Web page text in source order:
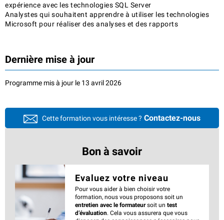
expérience avec les technologies SQL Server
Analystes qui souhaitent apprendre à utiliser les technologies
Microsoft pour réaliser des analyses et des rapports
Dernière mise à jour
Programme mis à jour le 13 avril 2026
Cette formation vous intéresse ? Contactez-nous
Bon à savoir
Evaluez votre niveau
Pour vous aider à bien choisir votre
formation, nous vous proposons soit un
entretien avec le formateursoit un test
d’évaluation. Cela vous assurera que vous